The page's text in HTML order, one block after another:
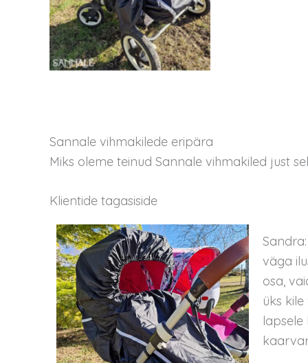
Sannale vihmakilede eripära
Miks oleme teinud Sannale vihmakiled just
Klientide tagasiside
väga
osa,
üks
lapsele